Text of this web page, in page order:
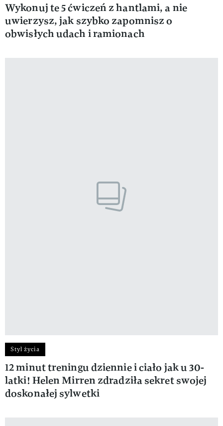
Wykonuj te 5 ćwiczeń z hantlami, a nie
uwierzysz, jak szybko zapomnisz o
obwisłych udach i ramionach
Styl życia
12 minut treningu dziennie i ciało jak u 30-
latki! Helen Mirren zdradziła sekret swojej
doskonałej sylwetki